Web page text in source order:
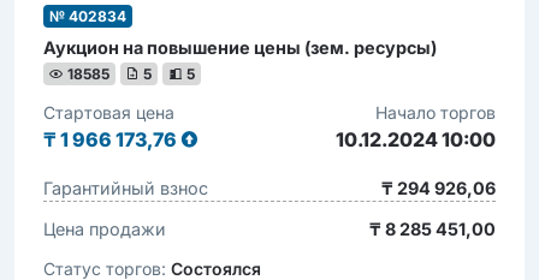
№ 402834
Аукцион на повышение цены (зем. ресурсы)
18585 5 5
Стартовая цена
₸ 1 966 173,76
Начало торгов
10.12.2024 10:00
Гарантийный взнос
₸ 294 926,06
Цена продажи
₸ 8 285 451,00
Статус торгов: Состоялся